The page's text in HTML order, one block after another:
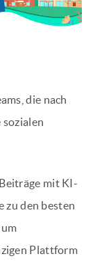
die nach
mit KI-
zu den besten
Plattform